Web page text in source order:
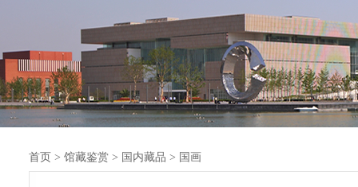
首页 > 馆藏鉴赏> 国内藏品 > 国画